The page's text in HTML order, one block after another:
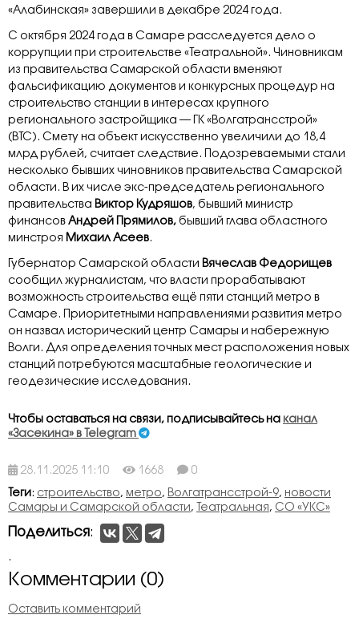
«Алабинская» завершили в декабре 2024 года.
С октября 2024 года в Самаре расследуется дело о
коррупции при строительстве «Театральной». Чиновникам
из правительства Самарской области вменяют
фальсификацию документов и конкурсных процедур на
строительство станции в интересах крупного
регионального застройщика — ГК «Волгатрансстрой»
(ВТС). Смету на объект искусственно увеличили до 18,4
млрд рублей, считает следствие. Подозреваемыми стали
несколько бывших чиновников правительства Самарской
области. В их числе экс-председатель регионального
правительства Виктор Кудряшов, бывший министр
финансов Андрей Прямилов, бывший глава областного
минстроя
Михаил Асеев.
Губернатор Самарской области Вячеслав Федорищев
сообщил журналистам, что власти прорабатывают
возможность строительства ещё пяти станций метро в
Самаре. Приоритетными направлениями развития метро
он назвал исторический центр Самары и набережную
Волги. Для определения точных мест расположения новых
станций потребуются масштабные геологические и
геодезические исследования.
Чтобы оставаться на связи, подписывайтесь на канал
«Засекина» в Telegram
28.11.2025 11:10 1668 0
Теги : строительство, метро, Волгатрансстрой-9, новости
Самары и Самарской области , Театральная , СО «УКС»
Поделиться :
.
Комментарии (0)
Оставить комментарий